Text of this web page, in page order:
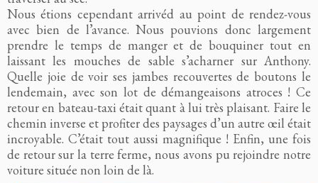
Nous étions cependant arrivéd au point de rendez-vous
avec bien de l’avance. Nous pouvions donc largement
prendre le temps de manger et de bouquiner tout en
laissant les mouches de sable s’acharner sur Anthony.
Quelle joie de voir ses jambes recouvertes de boutons le
lendemain, avec son lot de démangeaisons atroces ! Ce
retour en bateau-taxi était quant à lui très plaisant. Faire le
chemin inverse et profiter des paysages d’un autre œil était
incroyable. C’était tout aussi magnifique ! Enfin, une fois
de retour sur la terre ferme, nous avons pu rejoindre notre
voiture située non loin de là.